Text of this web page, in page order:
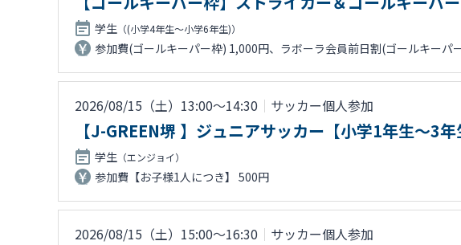
学生 （(小学4年生～小学6年生)）
参加費(ゴールキーパー枠) 1,000円、ラボーラ会員前日割(ゴールキーパ
2026/08/15（土）13:00〜14:30 ｜ サッカー個人参加
【J-GREEN堺 】ジュニアサッカー【小学1年生～3
学生 （エンジョイ）
参加費【お子様1人につき】 500円
2026/08/15（土）15:00〜16:30 ｜ サッカー個人参加